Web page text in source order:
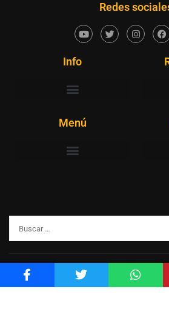
Redes
Info
Menú
Aprende coreano paso a paso. Powered